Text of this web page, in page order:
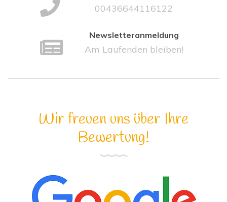
00436644116122
Newsletteranmeldung
Am Laufenden bleiben!
Wir freuen uns über Ihre
Bewertung!